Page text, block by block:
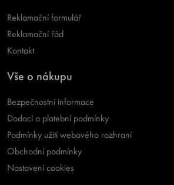
Reklamační formulář
Reklamační řád
Kontakt
Vše o nákupu
Bezpečnostní informace
Dodací a platební podmínky
Podmínky užití webového rozhraní
Obchodní podmínky
Nastavení cookies